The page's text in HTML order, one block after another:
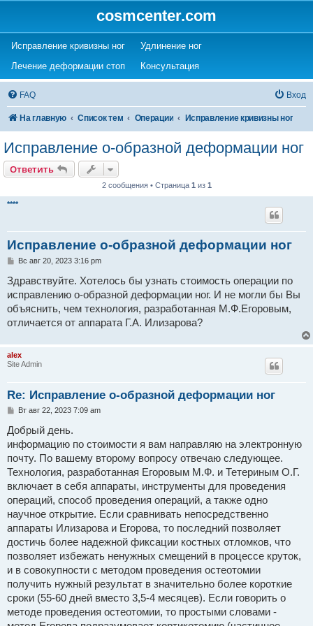
cosmcenter.com
Исправление кривизны ног(Opens a new tab)
Удлинение ног(Opens a new tab)
Лечение деформации стоп(Opens a new tab)
Консультация(Opens a new tab)
FAQ Вход
На главную Список тем Операции Исправление кривизны ног
Исправление о-образной деформации ног
Ответить
2 сообщения • Страница 1 из 1
****
Исправление о-образной деформации ног
С
о
б
щ
е
н
и
Вс авг 20, 2023 3:16 pm
Здравствуйте. Хотелось бы узнать стоимость операции по
исправлению о-образной деформации ног. И не могли бы Вы
объяснить, чем технология, разработанная М.Ф.Егоровым,
отличается от аппарата Г.А. Илизарова?
alex
Site Admin
Re: Исправление о-образной деформации ног
С
о
б
щ
е
н
и
Вт авг 22, 2023 7:09 am
Добрый день.
информацию по стоимости я вам направляю на электронную
почту. По вашему второму вопросу отвечаю следующее.
Технология, разработанная Егоровым М.Ф. и Тетериным О.Г.
включает в себя аппараты, инструменты для проведения
операций, способ проведения операций, а также одно
научное открытие. Если сравнивать непосредственно
аппараты Илизарова и Егорова, то последний позволяет
достичь более надежной фиксации костных отломков, что
позволяет избежать ненужных смещений в процессе круток,
и в cовокупности с методом проведения остеотомии
получить нужный результат в значительно более короткие
сроки (55-60 дней вместо 3,5-4 месяцев). Если говорить о
методе проведения остеотомии, то простыми словами -